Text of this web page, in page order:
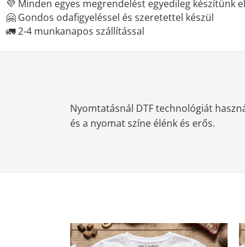
💜 Minden egyes megrendelést egyedileg készítünk el
🤗 Gondos odafigyeléssel és szeretettel készül
🚛 2-4 munkanapos szállítással
Nyomtatásnál DTF technológiát
és a nyomat színe élénk és erős.